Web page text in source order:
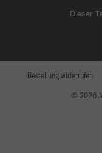
Dieser
© 2026
Bestellung widerrufen